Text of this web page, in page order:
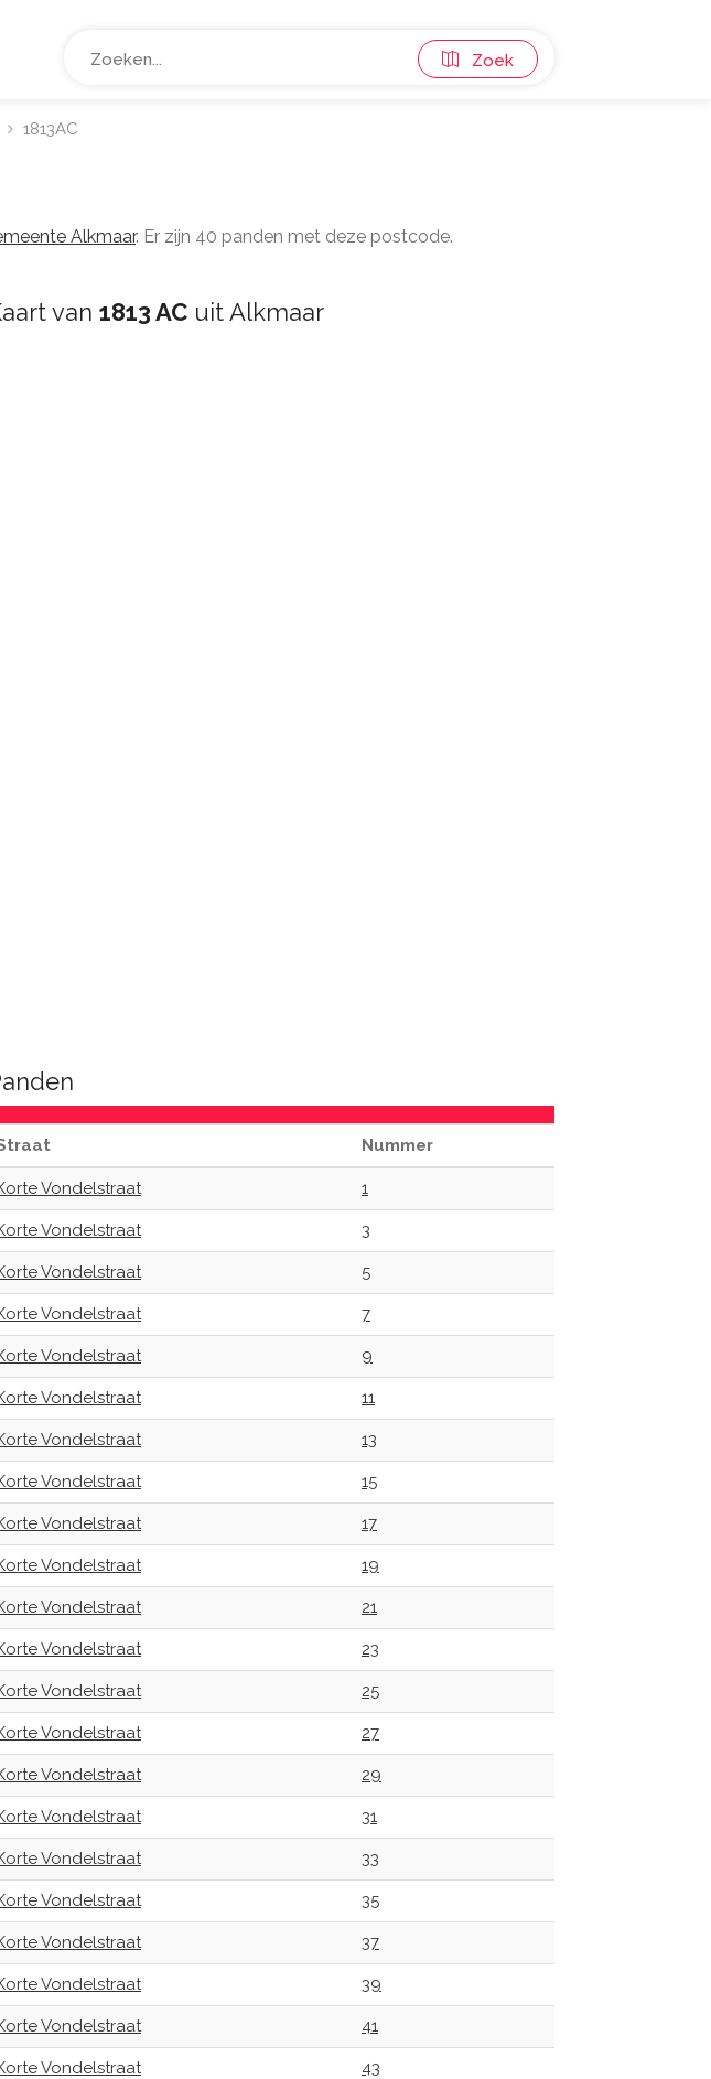
Zoek
1813AC
Alkmaar. Er zijn 40 panden met deze postcode.
van 1813 AC uit Alkmaar
Nummer
Vondelstraat 1
Vondelstraat 3
Vondelstraat 5
Vondelstraat 7
Vondelstraat 9
Vondelstraat 11
Vondelstraat 13
Vondelstraat 15
Vondelstraat 17
Vondelstraat 19
Vondelstraat 21
Vondelstraat 23
Vondelstraat 25
Vondelstraat 27
Vondelstraat 29
Vondelstraat 31
Vondelstraat 33
Vondelstraat 35
Vondelstraat 37
Vondelstraat 39
Vondelstraat 41
Vondelstraat 43